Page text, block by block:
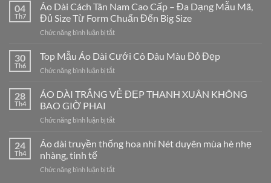
04
Th7
Áo Dài Cách Tân Nam Cao Cấp – Đa Dạng Mẫu Mã,
Đủ Size Từ Form Chuẩn Đến Big Size
Chức năng bình luận bị tắtở
Dài
Tân
Cao
Đa
Mẫu
30
Th6
Top Mẫu Áo Dài Cưới Cô Dâu Màu Đỏ Đẹp
Chức năng bình luận bị tắtở
Mẫu
Cưới
Dâu
Đẹp
28
Th4
ÁO DÀI TRẮNG VẺ ĐẸP THANH XUÂN KHÔNG
BAO GIỜ PHAI
Chức năng bình luận bị tắtở
TRẮNG
ĐẸP
24
Th4
Áo dài truyền thống hoa nhí Nét duyên mùa hè nhẹ
nhàng, tinh tế
Chức năng bình luận bị tắtở